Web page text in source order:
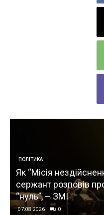
ПОЛІТИКА
Як “Місія
сержант розповів
“нуль”, – ЗМІ
07.08.2026 0